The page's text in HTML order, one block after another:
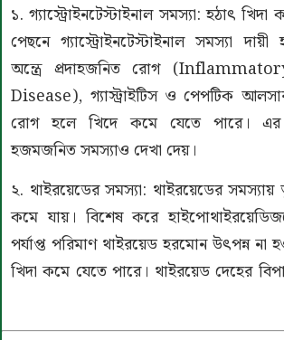
১. গ্যাস্ট্রোইনটেস্টাইনাল সমস্যা: হঠাৎ খিদা
পেছনে গ্যাস্ট্রোইনটেস্টাইনাল সমস্যা
অন্ত্রে প্রদাহজনিত রোগ
Disease), গ্যাস্ট্রাইটিস ও পেপটিক
রোগ হলে খিদে কমে যেতে পারে। এর
হজমজনিত সমস্যাও দেখা দেয়।
২. থাইরয়েডের সমস্যা: থাইরয়েডের
কমে যায়। বিশেষ করে
পর্যাপ্ত পরিমাণ থাইরয়েড হরমোন উৎপন্ন না
খিদা কমে যেতে পারে। থাইরয়েড দেহের